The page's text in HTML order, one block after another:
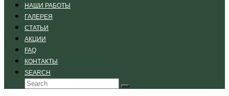
НАШИ РАБОТЫ
ГАЛЕРЕЯ
СТАТЬИ
АКЦИИ
FAQ
КОНТАКТЫ
SEARCH
Search
Submit